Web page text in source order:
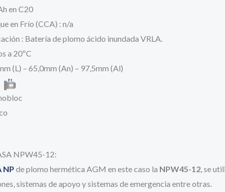
en C20
en Frío (CCA) : n/a
: Batería de plomo ácido inundada VRLA.
a 20ºC
(L) – 65,0mm (An) – 97,5mm (Al)
NPW45-12:
NP de plomo hermética AGM en este caso la NPW45-12, se
sistemas de apoyo y sistemas de emergencia entre otras.